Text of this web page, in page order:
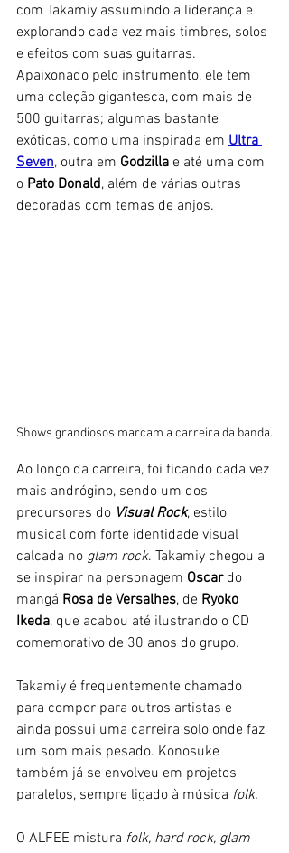
com Takamiy assumindo a liderança e
explorando cada vez mais timbres, solos
e efeitos com suas guitarras.
Apaixonado pelo instrumento, ele tem
uma coleção gigantesca, com mais de
500 guitarras; algumas bastante
exóticas, como uma inspirada em Ultra
Seven, outra em Godzilla e até uma com
o Pato Donald, além de várias outras
decoradas com temas de anjos.
Shows grandiosos marcam a carreira da banda.
Ao longo da carreira, foi ficando cada vez
mais andrógino, sendo um dos
precursores do Visual Rock, estilo
musical com forte identidade visual
calcada no glam rock. Takamiy chegou a
se inspirar na personagem Oscar do
mangá Rosa de Versalhes, de Ryoko
Ikeda, que acabou até ilustrando o CD
comemorativo de 30 anos do grupo.
Takamiy é frequentemente chamado
para compor para outros artistas e
ainda possui uma carreira solo onde faz
um som mais pesado. Konosuke
também já se envolveu em projetos
paralelos, sempre ligado à música folk.
O ALFEE mistura folk, hard rock, glam